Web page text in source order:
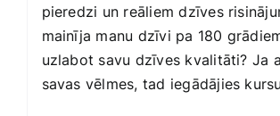
pieredzi un reāliem dzīves
mainīja manu dzīvi pa 180
uzlabot savu dzīves kvalitāti? Ja
savas vēlmes, tad iegādājies